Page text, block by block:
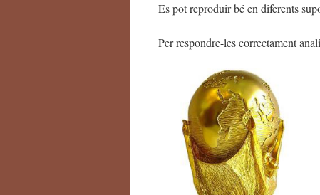
Es pot reproduir bé en diferents
Per respondre-les correctament